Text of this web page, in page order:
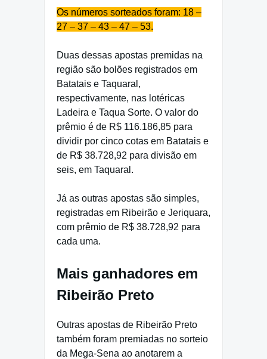
Os números sorteados foram: 18 –
27 – 37 – 43 – 47 – 53.
Duas dessas apostas premidas na
região são bolões registrados em
Batatais e Taquaral,
respectivamente, nas lotéricas
Ladeira e Taqua Sorte. O valor do
prêmio é de R$ 116.186,85 para
dividir por cinco cotas em Batatais e
de R$ 38.728,92 para divisão em
seis, em Taquaral.
Já as outras apostas são simples,
registradas em Ribeirão e Jeriquara,
com prêmio de R$ 38.728,92 para
cada uma.
Mais ganhadores em
Ribeirão Preto
Outras apostas de Ribeirão Preto
também foram premiadas no sorteio
da Mega-Sena ao anotarem a